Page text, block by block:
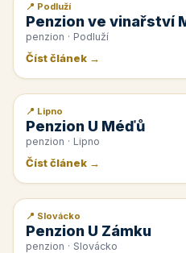
📰 PR článek
📍 Podluží
Penzion ve vinařství
penzion · Podluží
Číst článek →
📰 PR článek
📍 Lipno
Penzion U Méďů
penzion · Lipno
Číst článek →
📰 PR článek
📍 Slovácko
Penzion U Zámku
penzion · Slovácko